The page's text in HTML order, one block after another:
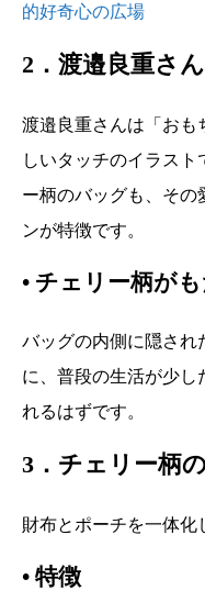
的好奇心の広場
2．渡邉良重さ
渡邉良重さんは「おも
しいタッチのイラスト
ー柄のバッグも、その
ンが特徴です。
• チェリー柄が
バッグの内側に隠され
に、普段の生活が少し
れるはずです。
3．チェリー柄
財布とポーチを一体化
• 特徴